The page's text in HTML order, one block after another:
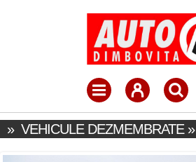
» VEHICULE DEZMEMBRATE»